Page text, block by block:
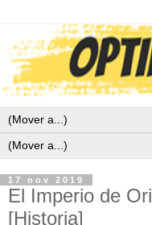
17 nov 2019
El Imperio de
[Historia]